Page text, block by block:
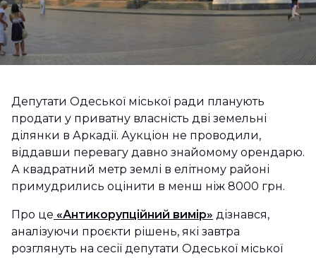
Депутати Одеської міської ради планують
продати у приватну власність дві земельні
ділянки в Аркадії. Аукціон не проводили,
віддавши перевагу давно знайомому орендарю.
А квадратний метр землі в елітному районі
примудрились оцінити в менш ніж 8000 грн.
Про це «Антикорупційний вимір» дізнався,
аналізуючи проєкти рішень, які завтра
розглянуть на сесії депутати Одеської міської